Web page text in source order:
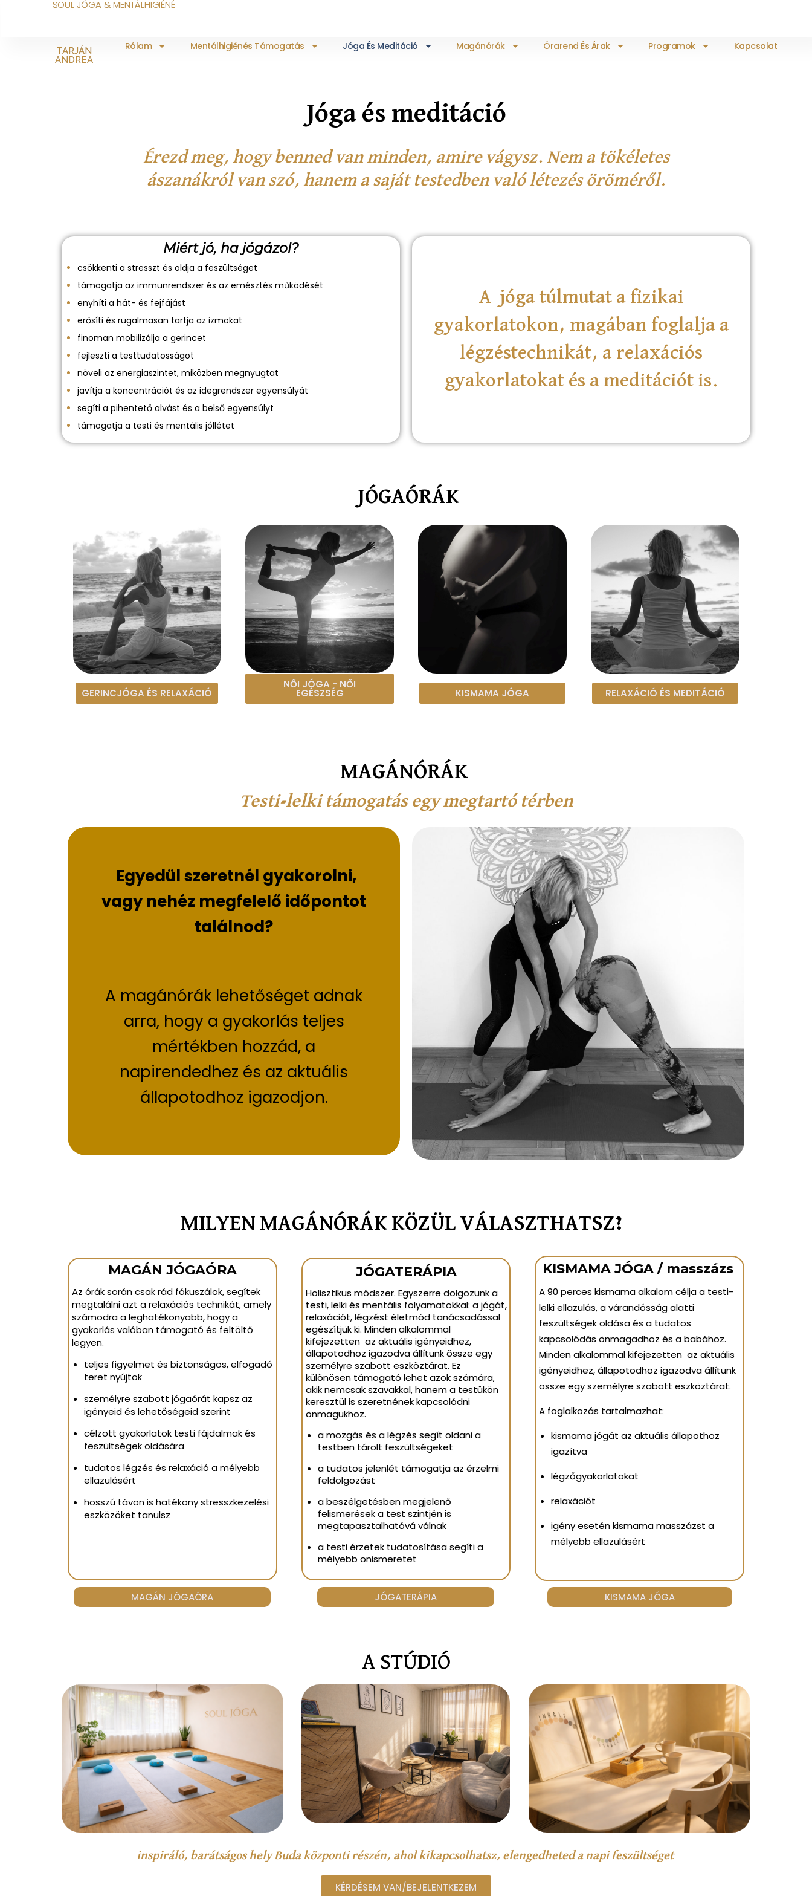
SOUL JÓGA & MENTÁLHIGIÉNÉ
TARJÁN
ANDREA
Rólam Mentálhigiénés Támogatás Jóga És Meditáció Magánórák Órarend És Árak Programok Kapcsolat
Jóga és meditáció
Érezd meg, hogy benned van minden, amire vágysz. Nem a tökéletes
ászanákról van szó, hanem a saját testedben való létezés öröméről.
Miért jó, ha jógázol?
csökkenti a stresszt és oldja a feszültséget
támogatja az immunrendszer és az emésztés működését
enyhíti a hát- és fejfájást
erősíti és rugalmasan tartja az izmokat
finoman mobilizálja a gerincet
fejleszti a testtudatosságot
növeli az energiaszintet, miközben megnyugtat
javítja a koncentrációt és az idegrendszer egyensúlyát
segíti a pihentető alvást és a belső egyensúlyt
támogatja a testi és mentális jóllétet
A jóga túlmutat a fizikai
gyakorlatokon, magában foglalja a
légzéstechnikát, a relaxációs
gyakorlatokat és a meditációt is.
JÓGAÓRÁK
GERINCJÓGA ÉS RELAXÁCIÓ
NŐI JÓGA - NŐI
EGÉSZSÉG KISMAMA JÓGA RELAXÁCIÓ ÉS MEDITÁCIÓ
MAGÁNÓRÁK
Testi-lelki támogatás egy megtartó térben
Egyedül szeretnél gyakorolni,
vagy nehéz megfelelő időpontot
találnod?
A magánórák lehetőséget adnak
arra, hogy a gyakorlás teljes
mértékben hozzád, a
napirendedhez és az aktuális
állapotodhoz igazodjon.
MILYEN MAGÁNÓRÁK KÖZÜL VÁLASZTHATSZ?
MAGÁN JÓGAÓRA
Az órák során csak rád fókuszálok, segítek
megtalálni azt a relaxációs technikát, amely
számodra a leghatékonyabb, hogy a
gyakorlás valóban támogató és feltöltő
legyen.
teljes figyelmet és biztonságos, elfogadó
teret nyújtok
személyre szabott jógaórát kapsz az
igényeid és lehetőségeid szerint
célzott gyakorlatok testi fájdalmak és
feszültségek oldására
tudatos légzés és relaxáció a mélyebb
ellazulásért
hosszú távon is hatékony stresszkezelési
eszközöket tanulsz
MAGÁN JÓGAÓRA
JÓGATERÁPIA
Holisztikus módszer. Egyszerre dolgozunk a
testi, lelki és mentális folyamatokkal: a jógát,
relaxációt, légzést életmód tanácsadással
egészítjük ki. Minden alkalommal
kifejezetten az aktuális igényeidhez,
állapotodhoz igazodva állítunk össze egy
személyre szabott eszköztárat. Ez
különösen támogató lehet azok számára,
akik nemcsak szavakkal, hanem a testükön
keresztül is szeretnének kapcsolódni
önmagukhoz.
a mozgás és a légzés segít oldani a
testben tárolt feszültségeket
a tudatos jelenlét támogatja az érzelmi
feldolgozást
a beszélgetésben megjelenő
felismerések a test szintjén is
megtapasztalhatóvá válnak
a testi érzetek tudatosítása segíti a
mélyebb önismeretet
JÓGATERÁPIA
KISMAMA JÓGA / masszázs
A 90 perces kismama alkalom célja a testi-
lelki ellazulás, a várandósság alatti
feszültségek oldása és a tudatos
kapcsolódás önmagadhoz és a babához.
Minden alkalommal kifejezetten az aktuális
igényeidhez, állapotodhoz igazodva állítunk
össze egy személyre szabott eszköztárat.
A foglalkozás tartalmazhat:
kismama jógát az aktuális állapothoz
igazítva
légzőgyakorlatokat
relaxációt
igény esetén kismama masszázst a
mélyebb ellazulásért
KISMAMA JÓGA
A STÚDIÓ
inspiráló, barátságos hely Buda központi részén, ahol kikapcsolhatsz, elengedheted a napi feszültséget
KÉRDÉSEM VAN/BEJELENTKEZEM